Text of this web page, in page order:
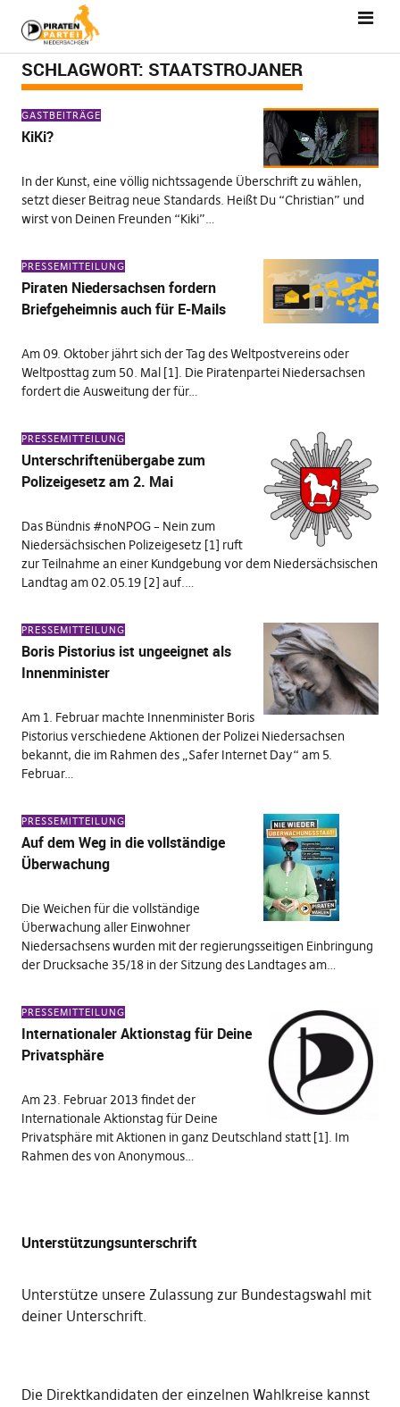
SCHLAGWORT: STAATSTROJANER
GASTBEITRÄGE
KiKi?
In der Kunst, eine völlig nichtssagende Überschrift zu wählen,
setzt dieser Beitrag neue Standards. Heißt Du “Christian” und
wirst von Deinen Freunden “Kiki”…
PRESSEMITTEILUNG
Piraten Niedersachsen fordern
Briefgeheimnis auch für E-Mails
Am 09. Oktober jährt sich der Tag des Weltpostvereins oder
Weltposttag zum 50. Mal [1]. Die Piratenpartei Niedersachsen
fordert die Ausweitung der für…
PRESSEMITTEILUNG
Unterschriftenübergabe zum
Polizeigesetz am 2. Mai
Das Bündnis #noNPOG – Nein zum
Niedersächsischen Polizeigesetz [1] ruft
zur Teilnahme an einer Kundgebung vor dem Niedersächsischen
Landtag am 02.05.19 [2] auf.…
PRESSEMITTEILUNG
Boris Pistorius ist ungeeignet als
Innenminister
Am 1. Februar machte Innenminister Boris
Pistorius verschiedene Aktionen der Polizei Niedersachsen
bekannt, die im Rahmen des „Safer Internet Day“ am 5.
Februar…
PRESSEMITTEILUNG
Auf dem Weg in die vollständige
Überwachung
Die Weichen für die vollständige
Überwachung aller Einwohner
Niedersachsens wurden mit der regierungsseitigen Einbringung
der Drucksache 35/18 in der Sitzung des Landtages am…
PRESSEMITTEILUNG
Internationaler Aktionstag für Deine
Privatsphäre
Am 23. Februar 2013 findet der
Internationale Aktionstag für Deine
Privatsphäre mit Aktionen in ganz Deutschland statt [1]. Im
Rahmen des von Anonymous…
Unterstützungsunterschrift
Unterstütze unsere Zulassung zur Bundestagswahl mit
deiner Unterschrift.
Die Direktkandidaten der einzelnen Wahlkreise kannst